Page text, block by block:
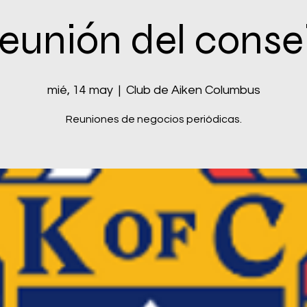
del
mié, 14 may
  |
Club de Aiken Columbus
Reuniones de negocios periódicas.